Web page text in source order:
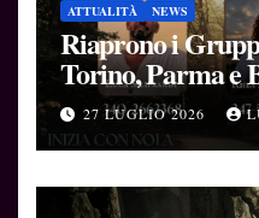
ATTUALITÀ NEWS
Riaprono i
Torino, Parma e
27 LUGLIO 2026